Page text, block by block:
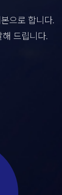
으로 합니다.
드립니다.